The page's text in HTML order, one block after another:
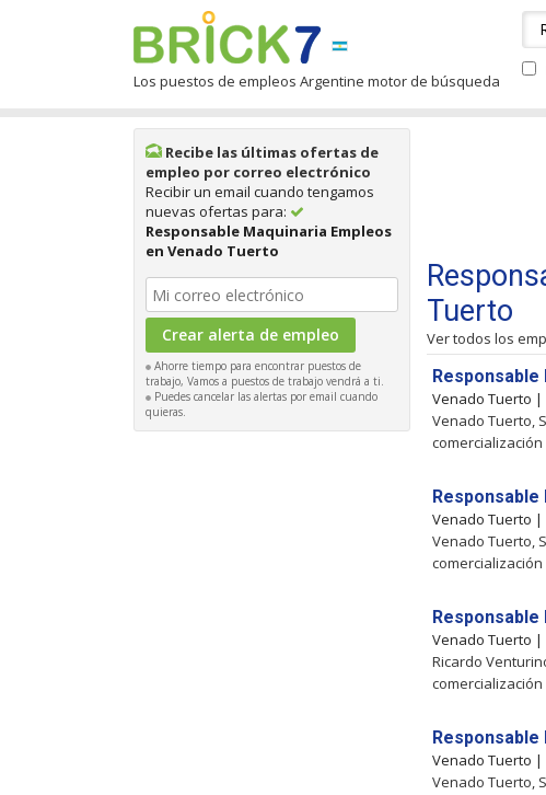
Los puestos de empleos Argentine motor de búsqueda
Recibe las últimas ofertas de
empleo por correo electrónico
Recibir un email cuando tengamos
nuevas ofertas para:
Responsable Maquinaria Empleos
en Venado Tuerto
Ahorre tiempo para encontrar puestos de
trabajo, Vamos a puestos de trabajo vendrá a ti.
Puedes cancelar las alertas por email cuando
quieras.
Tuerto
Ver todos los
Responsable
Venado Tuerto |
Venado Tuerto,
comercialización
Responsable
Venado Tuerto |
Venado Tuerto,
comercialización
Responsable
Venado Tuerto |
Ricardo
comercialización
Responsable
Venado Tuerto |
Venado Tuerto,